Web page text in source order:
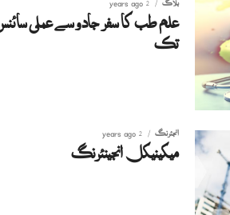
بلاگ 2 years ago
علم طب کا سفر جادو سے عملی
تک
انجئرنگ 2 years ago
میکینیکل انجینئرنگ